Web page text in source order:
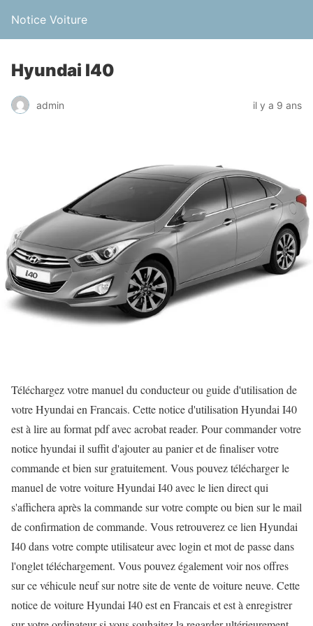
Notice Voiture
Hyundai I40
admin il y a 9 ans
Téléchargez votre manuel du conducteur ou guide d'utilisation de
votre Hyundai en Francais. Cette notice d'utilisation Hyundai I40
est à lire au format pdf avec acrobat reader. Pour commander votre
notice hyundai il suffit d'ajouter au panier et de finaliser votre
commande et bien sur gratuitement. Vous pouvez télécharger le
manuel de votre voiture Hyundai I40 avec le lien direct qui
s'affichera après la commande sur votre compte ou bien sur le mail
de confirmation de commande. Vous retrouverez ce lien Hyundai
I40 dans votre compte utilisateur avec login et mot de passe dans
l'onglet téléchargement. Vous pouvez également voir nos offres
sur ce véhicule neuf sur notre site de vente de voiture neuve. Cette
notice de voiture Hyundai I40 est en Francais et est à enregistrer